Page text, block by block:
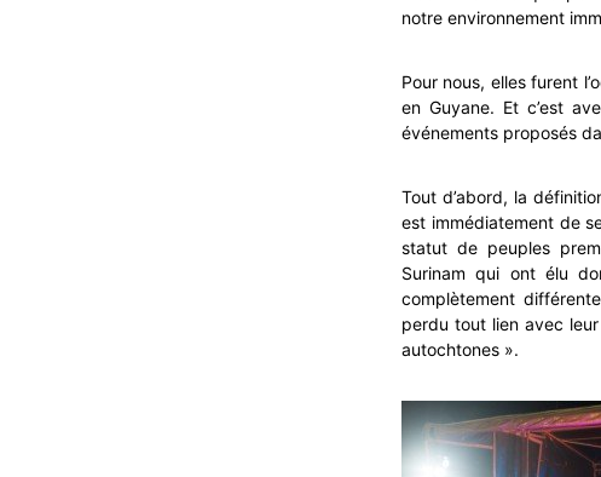
notre environnement
Pour nous, elles furent
en Guyane. Et c’est
événements proposés
Tout d’abord, la
est immédiatement de
statut de peuples
Surinam qui ont élu
complètement
perdu tout lien avec leur
autochtones ».